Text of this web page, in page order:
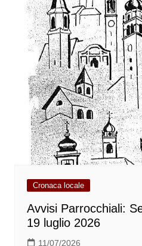
Cronaca locale
Avvisi Parrocchiali:
19 luglio 2026
11/07/2026